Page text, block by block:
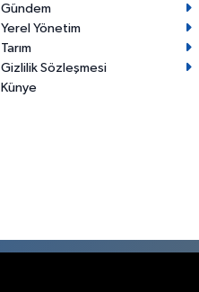
Gündem
Yerel Yönetim
Tarım
Gizlilik Sözleşmesi
Künye